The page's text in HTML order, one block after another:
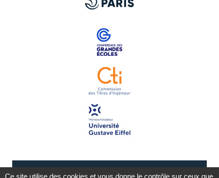
Ce site utilise des cookies et vous donne le contrôle sur ceux que